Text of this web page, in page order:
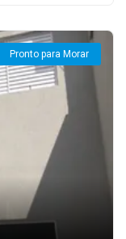
Pronto para Morar